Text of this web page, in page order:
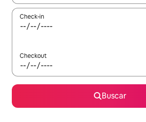
Check-in
Checkout
Buscar